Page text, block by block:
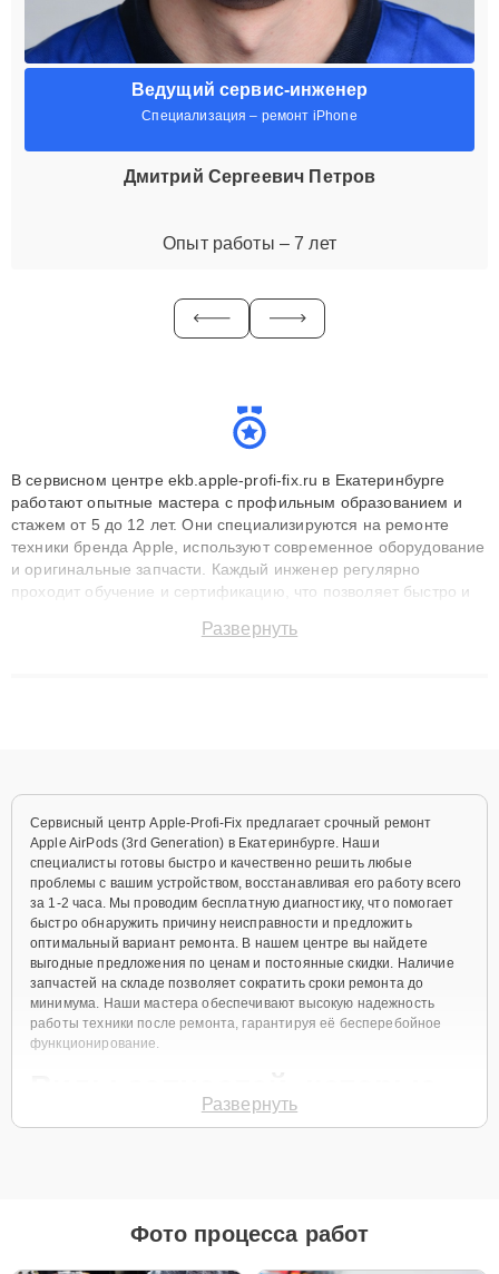
Ведущий сервис-инженер
Специализация – ремонт iPhone
Дмитрий Сергеевич Петров
Опыт работы – 7 лет
В сервисном центре ekb.apple-profi-fix.ru в Екатеринбурге
работают опытные мастера с профильным образованием и
стажем от 5 до 12 лет. Они специализируются на ремонте
техники бренда Apple, используют современное оборудование
и оригинальные запчасти. Каждый инженер регулярно
проходит обучение и сертификацию, что позволяет быстро и
сохранением гарантии до 3 лет. Наши мастера решают
Развернуть
Сервисный центр Apple-Profi-Fix предлагает срочный ремонт
Apple AirPods (3rd Generation) в Екатеринбурге. Наши
специалисты готовы быстро и качественно решить любые
проблемы с вашим устройством, восстанавливая его работу всего
за 1-2 часа. Мы проводим бесплатную диагностику, что помогает
быстро обнаружить причину неисправности и предложить
оптимальный вариант ремонта. В нашем центре вы найдете
выгодные предложения по ценам и постоянные скидки. Наличие
запчастей на складе позволяет сократить сроки ремонта до
минимума. Наши мастера обеспечивают высокую надежность
работы техники после ремонта, гарантируя её бесперебойное
функционирование.
мы используем
соответствует его бюджету и предпочтениям.
Развернуть
Фото процесса работ